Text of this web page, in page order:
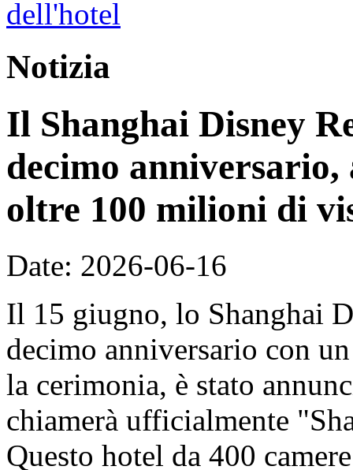
Notizia
Il Shanghai Disney
decimo
oltre 100 milioni di
Date: 2026-06-16
Il 15 giugno, lo Shanghai
decimo anniversario con
la cerimonia, è stato
chiamerà ufficialmente
Questo hotel da 400